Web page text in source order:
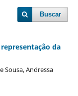
Buscar
da
Sousa, Andressa